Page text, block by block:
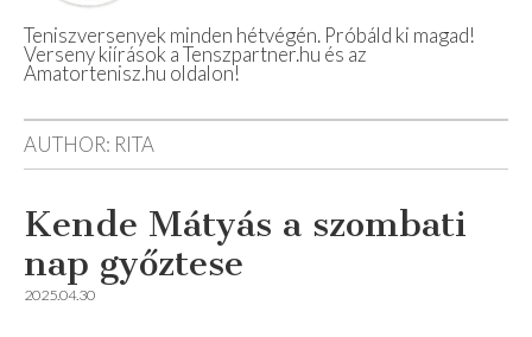
Amatőr Tenisz
Beszámolók
Teniszversenyek minden hétvégén. Próbáld ki magad!
Verseny kiírások a Tenszpartner.hu és az
Amatortenisz.hu oldalon!
AUTHOR: RITA
Kende Mátyás a szombati
nap győztese
2025.04.30